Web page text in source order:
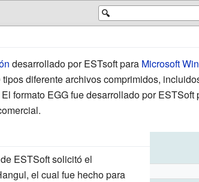
🔍
desarrollado por ESTsoft para Microsoft
diferente archivos comprimidos,
formato EGG fue desarrollado por
ESTSoft solicitó el
el cual fue hecho para